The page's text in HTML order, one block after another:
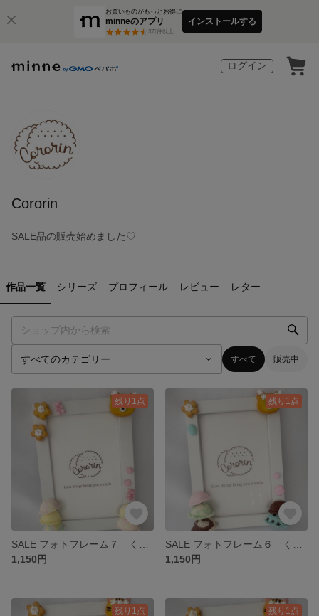
お買いものがもっとお得に
minneのアプリ
3万件以上
インストールする
ログイン
Cororin
SALE品の販売始めました♡
作品一覧 シリーズ プロフィール レビュー レター
すべて 販売中
残り1点
1,150円
残り1点
1,150円
残り1点 残り1点